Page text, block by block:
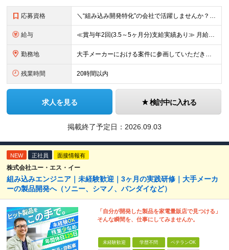
応募資格 ＼“組み込み開発特化”の会社で活躍しませんか？／ ◆組み込み系システムの開発経験 ◆学歴不問 ＜こんな方をお待ちしてます！＞ ◎モノづくりを突き詰めていきたい職人気質の方 ◎指示待ちではなく、主体的
給与 ≪賞与年2回(3.5～5ヶ月分)支給実績あり≫ 月給35万円～45万円＋賞与年2回＋交通費(月5万円まで)＋資格取得支援・手当あり＋時間外手当(100％支給) ※経験・知識・技術などを最大限考慮した
勤務地 大手メーカーにおける案件に参画していただきます！ 当社メンバーがメインとなっているチームに配属されるので、ご安心ください。 もちろん、希望もしっかりと考慮します。 ■東京本社、大阪事務所、および東京
残業時間 20時間以内
求人を見る 検討中に入れる
掲載終了予定日： 2026.09.03
NEW 正社員 面接情報有
株式会社ユー・エス・イー
組み込みエンジニア｜未経験歓迎｜3ヶ月の実践研修｜大手メーカ
ーの製品開発へ（ソニー、シマノ、バンダイなど）
「自分が開発した製品を家電量販店で見つける」
そんな瞬間を、仕事にしてみませんか。
未経験歓迎 学歴不問 ベテランOK